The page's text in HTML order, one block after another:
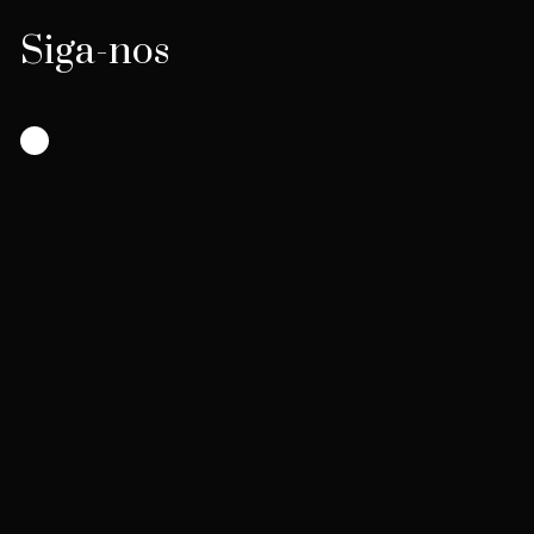
Siga-nos
Instagram